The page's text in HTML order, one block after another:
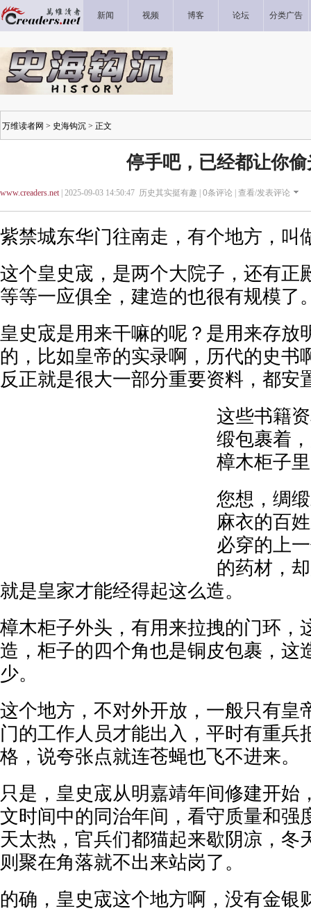
新闻 视频 博客 论坛 分类广告
万维读者网 > 史海钩沉 > 正文
停手吧，已经都让你偷
www.creaders.net| 2025-09-03 14:50:47 历史其实挺有趣 | 0条评论 | 查看/发表评论
紫禁城东华门往南走，有个地方，叫
这个皇史宬，是两个大院子，还有正
等等一应俱全，建造的也很有规模了
皇史宬是用来干嘛的呢？是用来存放
的，比如皇帝的实录啊，历代的史书
反正就是很大一部分重要资料，都安
这些书籍
缎包裹着
樟木柜子
您想，绸
麻衣的百
必穿的上
的药材，
就是皇家才能经得起这么造。
樟木柜子外头，有用来拉拽的门环，
造，柜子的四个角也是铜皮包裹，这
少。
这个地方，不对外开放，一般只有皇
门的工作人员才能出入，平时有重兵
格，说夸张点就连苍蝇也飞不进来。
只是，皇史宬从明嘉靖年间修建开始
文时间中的同治年间，看守质量和强
天太热，官兵们都猫起来歇阴凉，冬
则聚在角落就不出来站岗了。
的确，皇史宬这个地方啊，没有金银